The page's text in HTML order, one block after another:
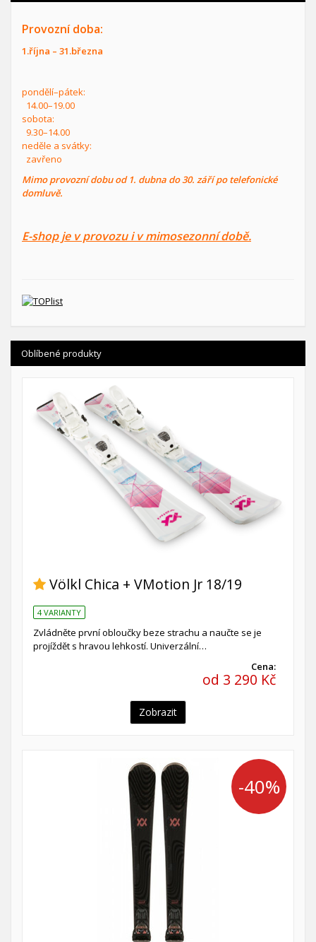
Provozní doba:
1.října – 31.března
pondělí–pátek:
14.00–19.00
sobota:
9.30–14.00
neděle a svátky:
zavřeno
Mimo provozní dobu od 1. dubna do 30. září po telefonické
domluvě.
E-shop je v provozu i v mimosezonní době.
Oblíbené produkty
Völkl Chica + VMotion Jr 18/19
4 VARIANTY
Zvládněte první obloučky beze strachu a naučte se je
projíždět s hravou lehkostí. Univerzální…
Cena:
od 3 290 Kč
Zobrazit
-40%